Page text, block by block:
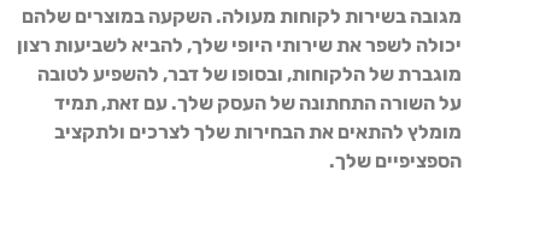
מגובה בשירות לקוחות מעולה. השקעה במוצרים שלהם
יכולה לשפר את שירותי היופי שלך, להביא לשביעות רצון
מוגברת של הלקוחות, ובסופו של דבר, להשפיע לטובה
על השורה התחתונה של העסק שלך. עם זאת, תמיד
מומלץ להתאים את הבחירות שלך לצרכים ולתקציב
הספציפיים שלך.